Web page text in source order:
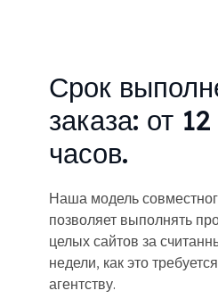
Срок
заказа: от
часов.
Наша модель
позволяет выполнять
целых сайтов за
недели, как это
агентству.